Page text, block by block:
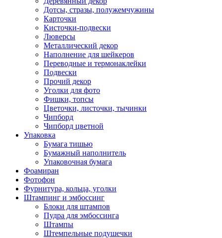
Дотсы, стразы, полужемчужины
Карточки
Кисточки-подвески
Люверсы
Металлический декор
Наполнение для шейкеров
Переводные и термонаклейки
Подвески
Прочий декор
Уголки для фото
Фишки, топсы
Цветочки, листочки, тычинки
Чипборд
Чипборд цветной
Упаковка
Бумага тишью
Бумажный наполнитель
Упаковочная бумага
Фоамиран
Фотофон
Фурнитура, кольца, уголки
Штампинг и эмбоссинг
Блоки для штампов
Пудра для эмбоссинга
Штампы
Штемпельные подушечки